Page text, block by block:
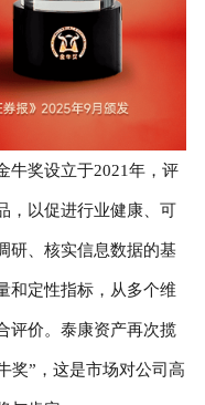
奖设立于2021年，评
，以促进行业健康、可
研、核实信息数据的基
和定性指标，从多个维
评价。泰康资产再次揽
奖”，这是市场对公司高